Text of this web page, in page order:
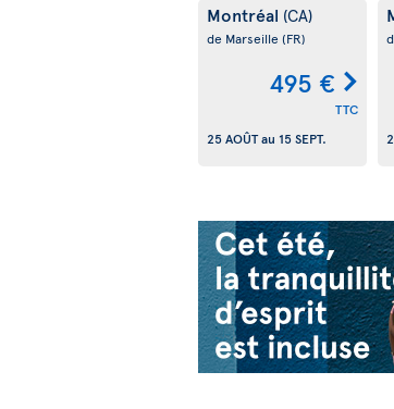
Montréal (CA)
de Marseille (FR)
495 €
TTC
25 AOÛTau 15 SEPT.